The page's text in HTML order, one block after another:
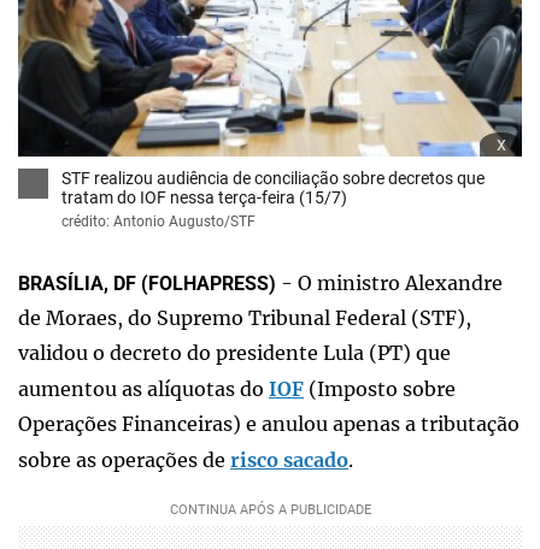
x
STF realizou audiência de conciliação sobre decretos que
tratam do IOF nessa terça-feira (15/7)
crédito: Antonio Augusto/STF
BRASÍLIA, DF (FOLHAPRESS) - O ministro Alexandre
de Moraes, do Supremo Tribunal Federal (STF),
validou o decreto do presidente Lula (PT) que
aumentou as alíquotas do IOF (Imposto sobre
Operações Financeiras) e anulou apenas a tributação
sobre as operações de risco sacado.